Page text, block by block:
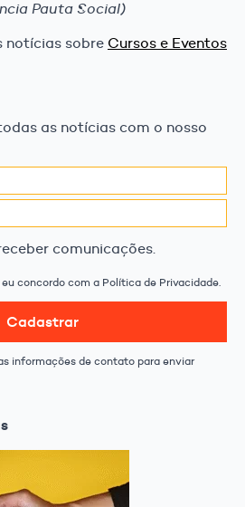
Pauta Social)
notícias sobre Cursos e Eventos
as notícias com o nosso
comunicações.
concordo com a Política de Privacidade.
Cadastrar
informações de contato para enviar